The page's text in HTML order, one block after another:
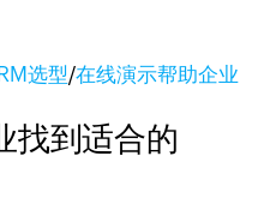
选型/在线演示帮助企业
找到适合的